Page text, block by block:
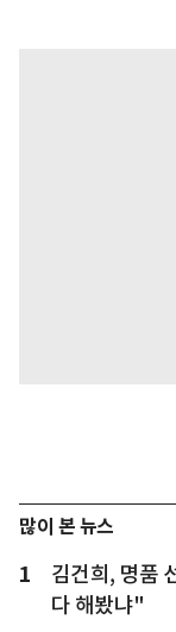
많이 본 뉴스
1
김건희, 명품
다 해봤냐"